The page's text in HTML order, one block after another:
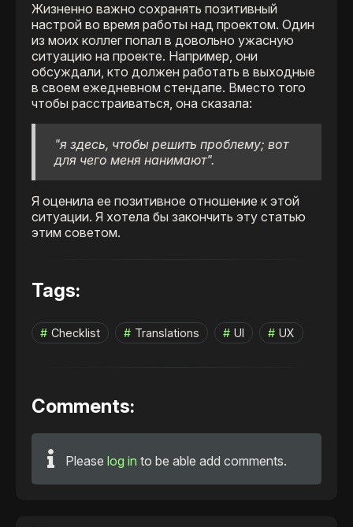
Жизненно важно сохранять позитивный
настрой во время работы над проектом. Один
из моих коллег попал в довольно ужасную
ситуацию на проекте. Например, они
обсуждали, кто должен работать в выходные
в своем ежедневном стендапе. Вместо того
чтобы расстраиваться, она сказала:
"я здесь, чтобы решить проблему; вот
для чего меня нанимают".
Я оценила ее позитивное отношение к этой
ситуации. Я хотела бы закончить эту статью
этим советом.
Tags:
Checklist Translations UI UX
Comments:
Please log in to be able add comments.